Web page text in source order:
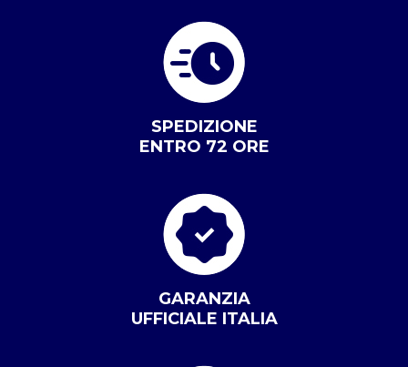
SPEDIZIONE
ENTRO 72 ORE
GARANZIA
UFFICIALE ITALIA